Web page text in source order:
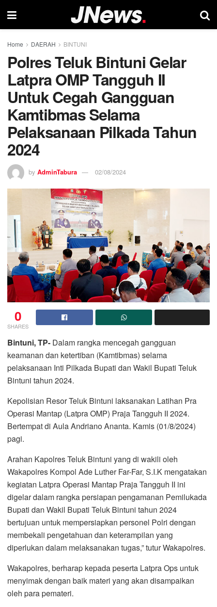
Home DAERAH BINTUNI
Polres Teluk Bintuni Gelar
Latpra OMP Tangguh II
Untuk Cegah Gangguan
Kamtibmas Selama
Pelaksanaan Pilkada Tahun
2024
by AdminTabura 02/08/2024
0
SHARES
Bintuni, TP- Dalam rangka mencegah gangguan
keamanan dan ketertiban (Kamtibmas) selama
pelaksanaan Inti Pilkada Bupati dan Wakil Bupati Teluk
Bintuni tahun 2024.
Kepolisian Resor Teluk Bintuni laksanakan Latihan Pra
Operasi Mantap (Latpra OMP) Praja Tangguh II 2024.
Bertempat di Aula Andriano Ananta. Kamis (01/8/2024)
pagi.
Arahan Kapolres Teluk Bintuni yang di wakili oleh
Wakapolres Kompol Ade Luther Far-Far, S.I.K mengatakan
kegiatan Latpra Operasi Mantap Praja Tangguh II ini
digelar dalam rangka persiapan pengamanan Pemilukada
Bupati dan Wakil Bupati Teluk Bintuni tahun 2024
bertujuan untuk mempersiapkan personel Polri dengan
membekali pengetahuan dan keterampilan yang
diperlukan dalam melaksanakan tugas,” tutur Wakapolres.
Wakapolres, berharap kepada peserta Latpra Ops untuk
menyimak dengan baik materi yang akan disampaikan
oleh para pemateri.